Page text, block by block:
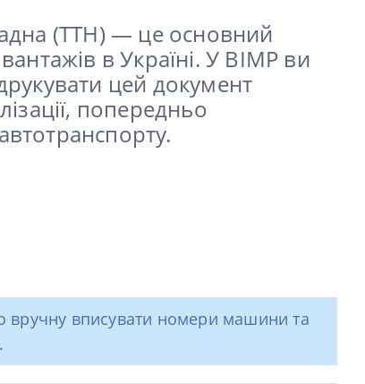
(ТТН) — це основний
в Україні. У BIMP ви
цей документ
попередньо
вручну вписувати номери машини та